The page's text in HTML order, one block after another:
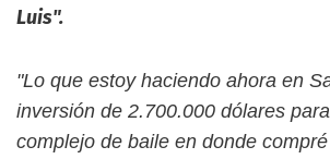
Luis".
"Lo que estoy haciendo ahora en
inversión de 2.700.000 dólares
complejo de baile en donde